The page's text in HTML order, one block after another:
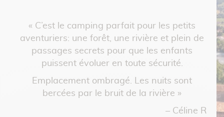
« C’est le camping parfait pour les petits
aventuriers: une forêt, une rivière et plein de
passages secrets pour que les enfants
puissent évoluer en toute sécurité.
Emplacement ombragé. Les nuits sont
bercées par le bruit de la rivière »
– Céline R